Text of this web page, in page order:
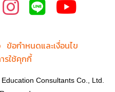
ข้อกำหนดและเงื่อนไข
รใช้คุกกี้
Consultants Co., Ltd.